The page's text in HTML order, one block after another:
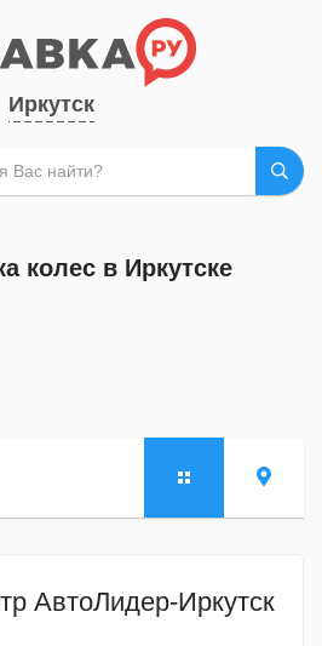
Иркутск
колес в Иркутске
АвтоЛидер-Иркутск